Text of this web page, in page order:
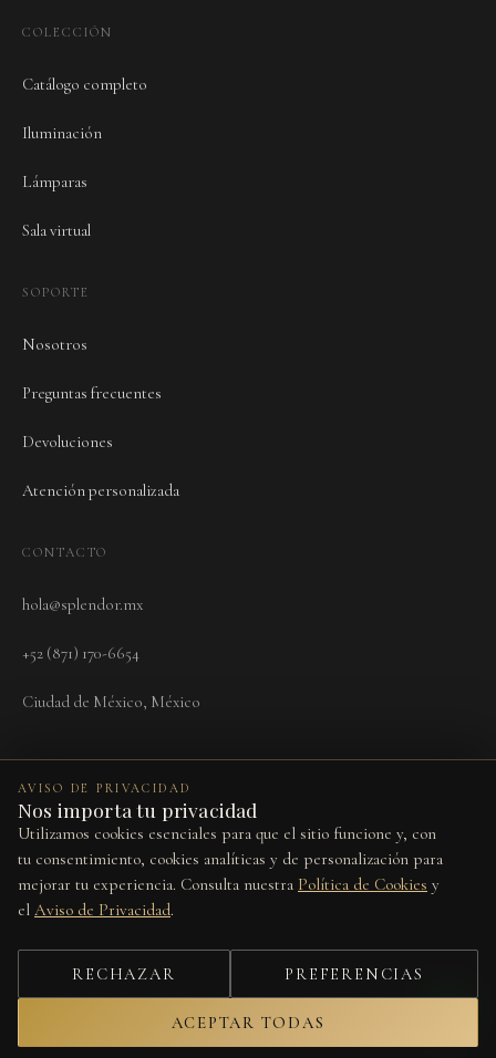
COLECCIÓN
Catálogo completo
Iluminación
Lámparas
Sala virtual
SOPORTE
Nosotros
Preguntas frecuentes
Devoluciones
Atención personalizada
CONTACTO
hola@splendor.mx
+52 (871) 170-6654
Ciudad de México, México
TérminosAviso de Privacidad CookiesDevolucionesPreferencias de cookies
Este sitio está protegido por reCAPTCHA y se aplican laPolítica de
Privacidad
© 2026 Splendor Vita. Todos los derechos reservados.
AVISO DE PRIVACIDAD
Nos importa tu privacidad
Utilizamos cookies esenciales para que el sitio funcione y, con
tu consentimiento, cookies analíticas y de personalización para
mejorar tu experiencia. Consulta nuestra Política de Cookies y
el Aviso de Privacidad.
RECHAZAR PREFERENCIAS
ACEPTAR TODAS